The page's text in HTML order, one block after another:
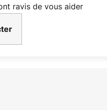
ravis de vous aider